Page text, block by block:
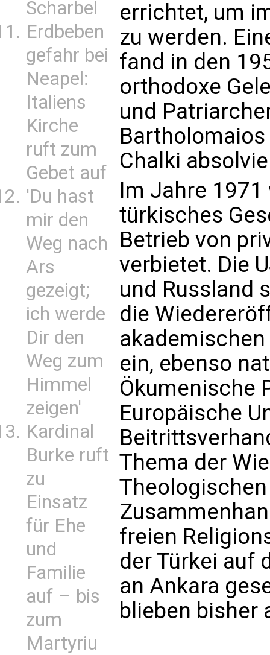
Scharbel
Erdbeben
gefahr bei
Neapel:
Italiens
Kirche
ruft zum
Gebet auf
'Du hast
mir den
Weg nach
Ars
gezeigt;
ich werde
Dir den
Weg zum
Himmel
zeigen'
Kardinal
Burke ruft
zu
Einsatz
für Ehe
und
Familie
auf – bis
zum
Martyriu
errichtet, um
zu werden.
fand in den
orthodoxe
und
Chalki
Im Jahre
türkisches
Betrieb von
verbietet. Die
und Russland
die
ein, ebenso
Ökumenische
Europäische
Thema der
freien
der Türkei auf
an Ankara
blieben bisher